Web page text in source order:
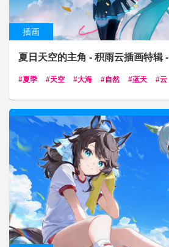
插画
夏日天空的主角 - 积雨云插画特辑 -
夏季 天空 大海 自然 蓝天 云